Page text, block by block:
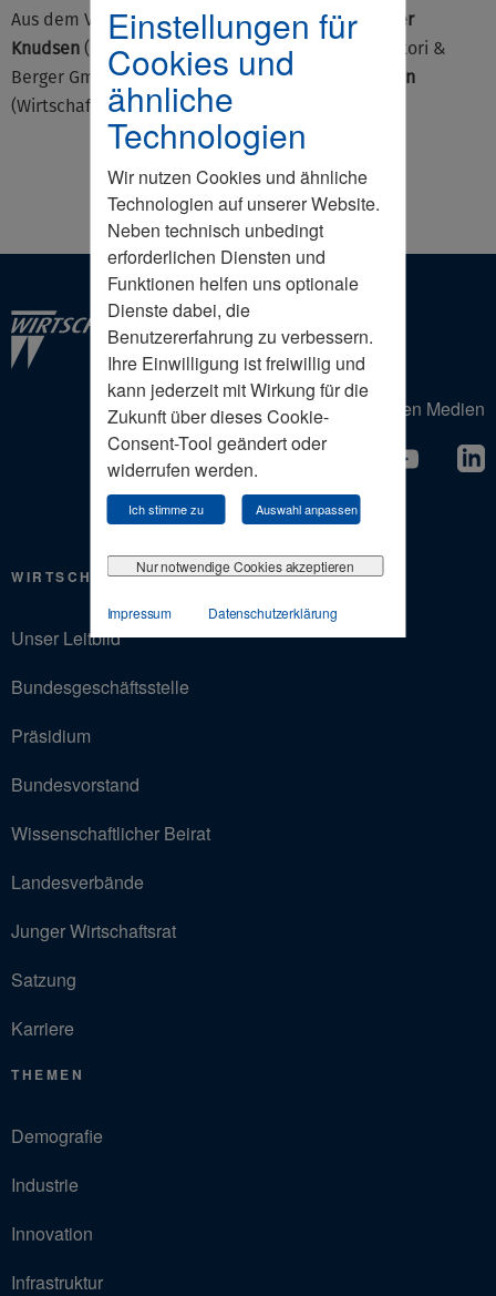
Einstellungen für
Cookies und
ähnliche
Technologien
Wir nutzen Cookies und ähnliche
Technologien auf unserer Website.
Neben technisch unbedingt
erforderlichen Diensten und
Funktionen helfen uns optionale
Dienste dabei, die
Benutzererfahrung zu verbessern.
Ihre Einwilligung ist freiwillig und
kann jederzeit mit Wirkung für die
Zukunft über dieses Cookie-
Consent-Tool geändert oder
widerrufen werden.
Ich stimme zu Auswahl anpassen
Nur notwendige Cookies akzeptieren
Impressum Datenschutzerklärung
Aus dem Vorstand ausgeschieden sindJens Broder
Knudsen (Geschäftsführender Gesellschafter, Sartori &
Berger GmbH & Co. KG) und Reinhardt Hassenstein
(Wirtschaftsjournalist).
Der Wirtschaftsrat in den Sozialen Medien
WIRTSCHAFTSRAT
Unser Leitbild
Bundesgeschäftsstelle
Präsidium
Bundesvorstand
Wissenschaftlicher Beirat
Landesverbände
Junger Wirtschaftsrat
Satzung
Karriere
THEMEN
Demografie
Industrie
Innovation
Infrastruktur